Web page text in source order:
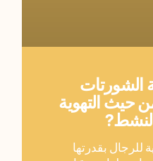
الشورتات
حيث التهوية
النشط?
للرجال بقدرتها